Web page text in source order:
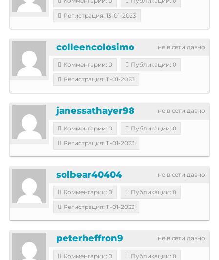
Регистрация: 13-01-2023
не в сети давно
colleencolosimo
Комментарии: 0
Публикации: 0
Регистрация: 11-01-2023
не в сети давно
janessathayer98
Комментарии: 0
Публикации: 0
Регистрация: 11-01-2023
не в сети давно
solbear40404
Комментарии: 0
Публикации: 0
Регистрация: 11-01-2023
не в сети давно
peterheffron9
Комментарии: 0
Публикации: 0